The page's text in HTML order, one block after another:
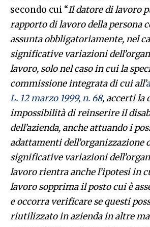
secondo cui “Il datore di lavoro
rapporto di lavoro della persona
assunta obbligatoriamente, nel
significative variazioni
lavoro, solo nel caso in cui la
commissione integrata dicui all’
L. 12 marzo 1999, n. 68, accerti la
impossibilità di reinserire il
dell’azienda, anche attuando i
adattamenti dell’organizzazione
significative variazioni
lavoro rientra anche l’ipotesi in
lavoro sopprima il posto cui è
e occorra verificare se questi
riutilizzato in azienda in altre